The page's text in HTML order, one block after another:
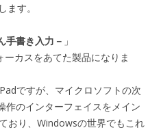
す。
書き入力－ 」
カスをあてた製品になりま
ですが、マイクロソフトの次
作のインターフェイスをメイン
おり、Windowsの世界でもこれ